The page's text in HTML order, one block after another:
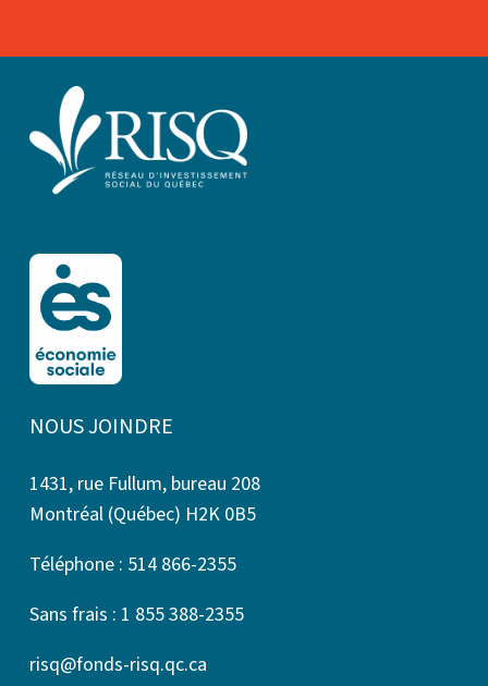
NOUS JOINDRE
1431, rue Fullum, bureau 208
Montréal (Québec) H2K 0B5
Téléphone : 514 866-2355
Sans frais : 1 855 388-2355
risq@fonds-risq.qc.ca